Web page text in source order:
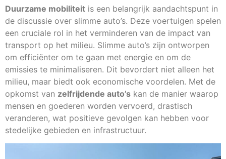
Duurzame mobiliteit is een belangrijk aandachtspunt in
de discussie over slimme auto’s. Deze voertuigen spelen
een cruciale rol in het verminderen van de impact van
transport op het milieu. Slimme auto’s zijn ontworpen
om efficiënter om te gaan met energie en om de
emissies te minimaliseren. Dit bevordert niet alleen het
milieu, maar biedt ook economische voordelen. Met de
opkomst van zelfrijdende auto’s kan de manier waarop
mensen en goederen worden vervoerd, drastisch
veranderen, wat positieve gevolgen kan hebben voor
stedelijke gebieden en infrastructuur.